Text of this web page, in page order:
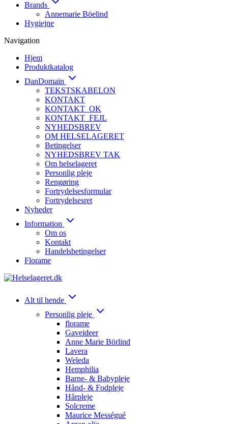
Brands
Annemarie Böelind
Hygiejne
Navigation
Hjem
Produktkatalog
DanDomain
TEKSTSKABELON
KONTAKT
KONTAKT_OK
KONTAKT_FEJL
NYHEDSBREV
OM HELSELAGERET
Betingelser
NYHEDSBREV TAK
Om helselageret
Personlig pleje
Rengøring
Fortrydelsesformular
Fortrydelsesret
Nyheder
Information
Om os
Kontakt
Handelsbetingelser
Florame
Alt til hende
Personlig pleje
florame
Gaveideer
Anne Marie Börlind
Lavera
Weleda
Hemphilia
Barne- & Babypleje
Hånd- & Fodpleje
Hårpleje
Solcreme
Maurice Mességué